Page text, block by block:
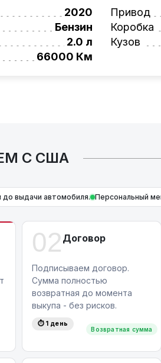
лизинговая
можно узнать по номеру:
работу
без учета ремонта и с
2020
Бензин
2.0 л
66000 Км
Привод
Коробка
Кузов
С США
до выдачи автомобиля. Персональный
02 Договор
Возвратная сумма
Подписываем договор.
Сумма полностью
возвратная до момента
выкупа - без рисков.
⏱ 1 день